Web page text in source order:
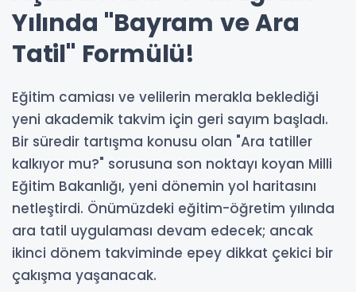
Yılında "Bayram ve Ara
Tatil" Formülü!
Eğitim camiası ve velilerin merakla beklediği
yeni akademik takvim için geri sayım başladı.
Bir süredir tartışma konusu olan "Ara tatiller
kalkıyor mu?" sorusuna son noktayı koyan Milli
Eğitim Bakanlığı, yeni dönemin yol haritasını
netleştirdi. Önümüzdeki eğitim-öğretim yılında
ara tatil uygulaması devam edecek; ancak
ikinci dönem takviminde epey dikkat çekici bir
çakışma yaşanacak.